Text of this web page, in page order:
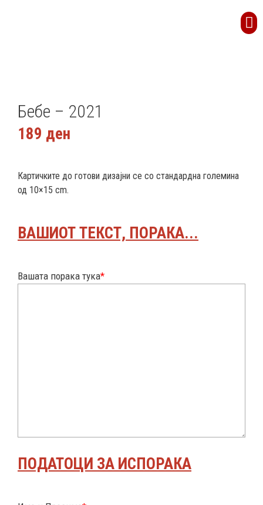
Бебе – 2021
189 ден
Картичките до готови дизајни се со стандардна големина
од 10×15 cm.
ВАШИОТ ТЕКСТ, ПОРАКА...
Вашата порака тука*
ПОДАТОЦИ ЗА ИСПОРАКА